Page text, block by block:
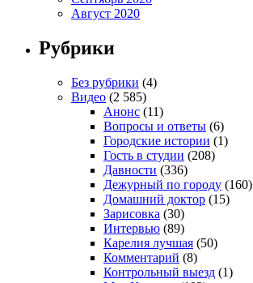
Август 2020
Рубрики
Без рубрики (4)
Видео (2 585)
Анонс (11)
Вопросы и ответы (6)
Городские истории (1)
Гость в студии (208)
Давности (336)
Дежурный по городу (160)
Домашний доктор (15)
Зарисовка (30)
Интервью (89)
Карелия лучшая (50)
Комментарий (8)
Контрольный выезд (1)